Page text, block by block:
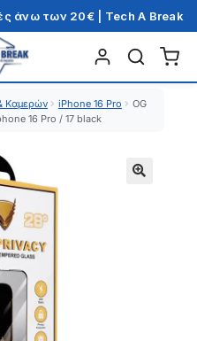
άνω των 20€ | Tech A Break
Καμερών iPhone 16 Pro
OG
16 Pro / 17 black